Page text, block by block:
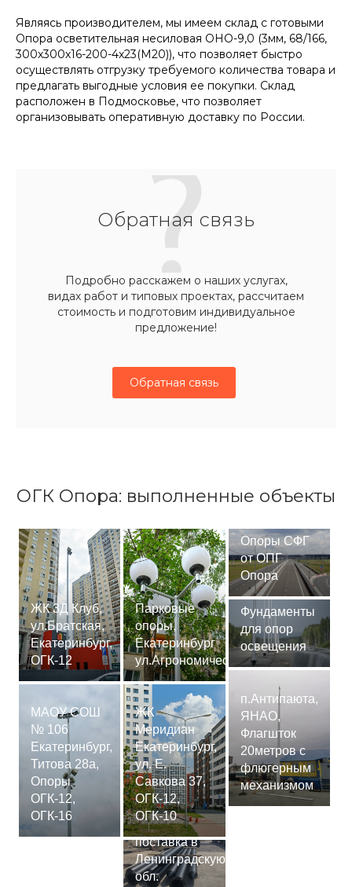
Являясь производителем, мы имеем склад с готовыми
Опора осветительная несиловая ОНО-9,0 (3мм, 68/166,
300х300х16-200-4х23(М20)), что позволяет быстро
осуществлять отгрузку требуемого количества товара и
предлагать выгодные условия ее покупки. Склад
расположен в Подмосковье, что позволяет
организовывать оперативную доставку по России.
Обратная связь
Подробно расскажем о наших услугах,
видах работ и типовых проектах, рассчитаем
стоимость и подготовим индивидуальное
предложение!
Обратная связь
ОГК Опора: выполненные объекты
ЖК 3Д Клуб,
ул.Братская,
Екатеринбург,
ОГК-12
МАОУ СОШ
№ 106
Екатеринбург,
Титова 28а,
Опоры
ОГК-12,
ОГК-16
Парковые
опоры,
Екатеринбург
ул.Агрономическая
ЖК
Меридиан
Екатеринбург,
ул. Е.
Савкова 37,
ОГК-12,
ОГК-10
Сваи
СМ-7,75м,
поставка в
Ленинградскую
обл.
Опоры СФГ
от ОПГ
Опора
Фундаменты
для опор
освещения
п.Антипаюта,
ЯНАО,
Флагшток
20метров с
флюгерным
механизмом